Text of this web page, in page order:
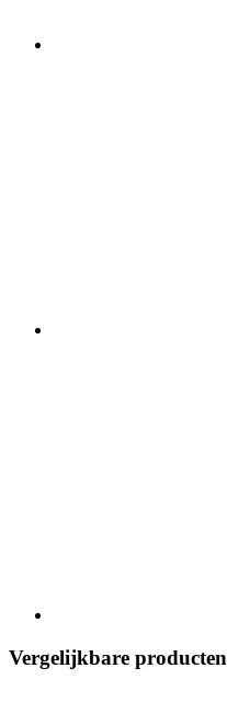
Vergelijkbare producten